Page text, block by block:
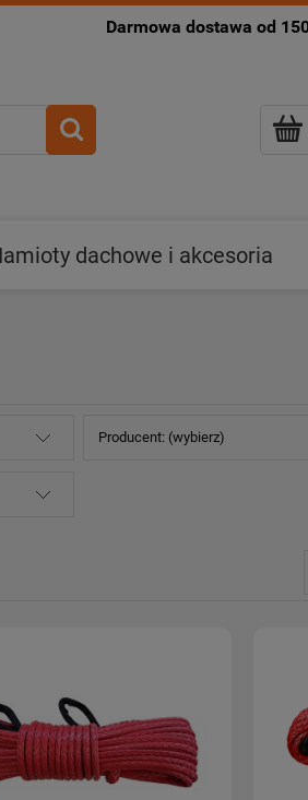
Darmowa dostawa od
dachowe i akcesoria
Producent: (wybierz)